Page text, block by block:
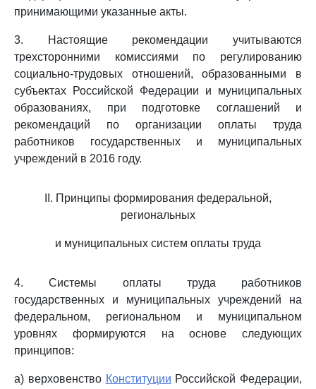
принимающими указанные акты.
3. Настоящие рекомендации учитываются
трехсторонними комиссиями по регулированию
социально-трудовых отношений, образованными в
субъектах Российской Федерации и муниципальных
образованиях, при подготовке соглашений и
рекомендаций по организации оплаты труда
работников государственных и муниципальных
учреждений в 2016 году.
II. Принципы формирования федеральной,
региональных
и муниципальных систем оплаты труда
4. Системы оплаты труда работников
государственных и муниципальных учреждений на
федеральном, региональном и муниципальном
уровнях формируются на основе следующих
принципов:
а) верховенство Конституции Российской Федерации,